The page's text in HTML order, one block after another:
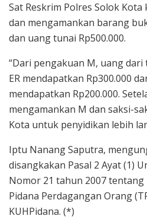
Sat Reskrim Polres Solok
dan mengamankan barang
dan uang tunai Rp500.000.
“Dari pengakuan M, uang
ER mendapatkan Rp300.000
mendapatkan Rp200.000.
mengamankan M dan saksi-
Kota untuk penyidikan lebih
Iptu Nanang Saputra,
disangkakan Pasal 2 Ayat (1)
Nomor 21 tahun 2007
Pidana Perdagangan Orang
KUHPidana. (*)